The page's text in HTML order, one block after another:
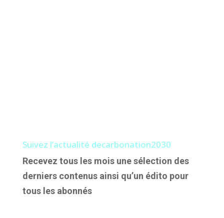
Suivez l’actualité decarbonation2030
Recevez tous les mois une sélection des
derniers contenus ainsi qu’un édito pour
tous les abonnés